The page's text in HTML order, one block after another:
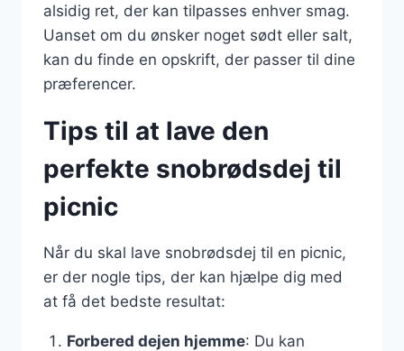
alsidig ret, der kan tilpasses enhver smag.
Uanset om du ønsker noget sødt eller salt,
kan du finde en opskrift, der passer til dine
præferencer.
Tips til at lave den
perfekte snobrødsdej til
picnic
Når du skal lave snobrødsdej til en picnic,
er der nogle tips, der kan hjælpe dig med
at få det bedste resultat:
Forbered dejen hjemme: Du kan